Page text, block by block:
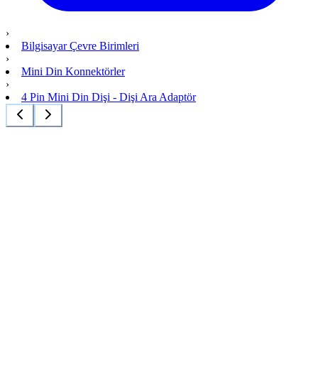
›
Bilgisayar Çevre Birimleri
›
Mini Din Konnektörler
›
4 Pin Mini Din Dişi - Dişi Ara Adaptör